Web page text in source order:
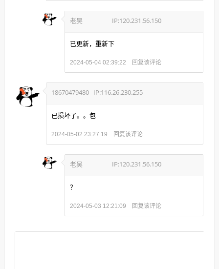
老吴 IP:120.231.56.150
已更新，重新下
2024-05-04 02:39:22 回复该评论
18670479480 IP:116.26.230.255
已损坏了。。包
2024-05-02 23:27:19 回复该评论
老吴 IP:120.231.56.150
？
2024-05-03 12:21:09 回复该评论